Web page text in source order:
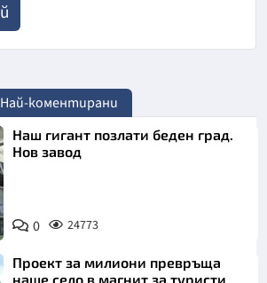
Най-коментирани
Наш гигант позлати беден град.
Нов завод
0 24773
Проект за милиони превръща
наше село в магнит за туристи